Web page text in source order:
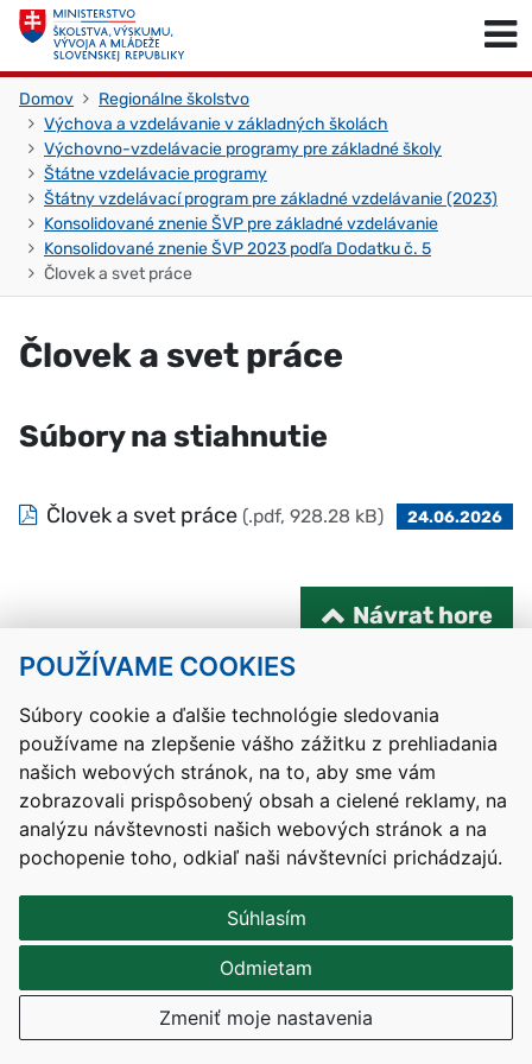
POUŽÍVAME COOKIES
Súbory cookie a ďalšie technológie sledovania
používame na zlepšenie vášho zážitku z prehliadania
našich webových stránok, na to, aby sme vám
zobrazovali prispôsobený obsah a cielené reklamy, na
analýzu návštevnosti našich webových stránok a na
pochopenie toho, odkiaľ naši návštevníci prichádzajú.
Súhlasím
Odmietam
Zmeniť moje nastavenia
Skočiť na obsah
Domov
Regionálne školstvo
Výchova a vzdelávanie v základných školách
Výchovno-vzdelávacie programy pre základné školy
Štátne vzdelávacie programy
Štátny vzdelávací program pre základné vzdelávanie (2023)
Konsolidované znenie ŠVP pre základné vzdelávanie
Konsolidované znenie ŠVP 2023 podľa Dodatku č. 5
Človek a svet práce
Človek a svet práce
Súbory na stiahnutie
Človek a svet práce (.pdf, 928.28 kB) 24.06.2026
Skočiť na začiatok stránky
Návrat hore
Kontakty Mapa stránky RSS Vyhlásenie o prístupnosti
Prevádzkovateľom služby je Ministerstvo školstva, výskumu,
vývoja a mládeže Slovenskej republiky.
Tvorba stránok : Aglo Solutions
Redakčný systém: SysCom